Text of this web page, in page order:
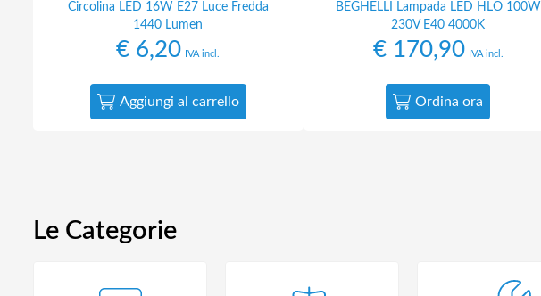
Circolina LED 16W E27 Luce Fredda
1440 Lumen
€ 6,20 IVA incl.
Aggiungi al carrello
BEGHELLI Lampada LED HLO 100W
230V E40 4000K
€170,90 IVA incl.
Ordina ora
Le Categorie